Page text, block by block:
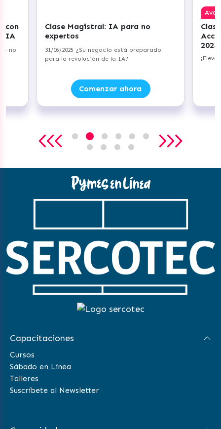
con
IA
— no
Clase Magistral: IA para no
expertos
31/05/2025 ¿Su negocio está preparado
para la revolución de la IA?
Comenzar ahora
2024
Capacitaciones
Cursos
Sábado en Línea
Talleres
Suscríbete al Newsletter